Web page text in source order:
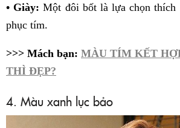
• Giày: Một đôi bốt là lựa chọn thích
phục tím.
>>> Mách bạn: MÀU TÍM KẾT
THÌ ĐẸP?
4. Màu xanh lục bảo